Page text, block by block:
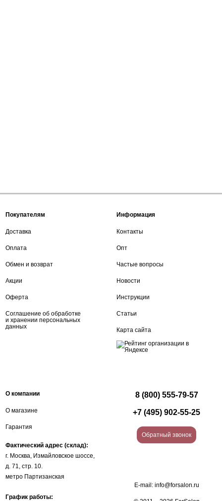
Покупателям
Доставка
Оплата
Обмен и возврат
Акции
Оферта
Соглашение об обработке
и хранении персональных
данных
Информация
Контакты
Опт
Частые вопросы
Новости
Инструкции
Статьи
Карта сайта
О компании
О магазине
Гарантия
Фактический адрес (склад):
г. Москва, Измайловское шоссе,
д. 71, стр. 10.
метро Партизанская
График работы:
8 (800) 555-79-57
+7 (495) 902-55-25
Обратный звонок
E-mail: info@forsalon.ru